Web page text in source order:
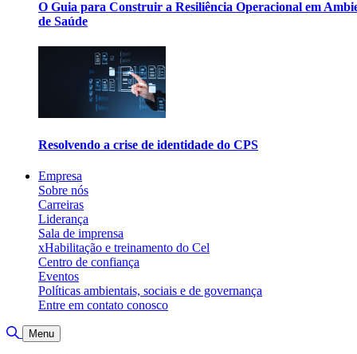
O Guia para Construir a Resiliência Operacional em
de Saúde
Resolvendo a crise de identidade do CPS
Empresa
Sobre nós
Carreiras
Liderança
Sala de imprensa
xHabilitação e treinamento do Cel
Centro de confiança
Eventos
Políticas ambientais, sociais e de governança
Entre em contato conosco
Alternar pesquisa
Menu